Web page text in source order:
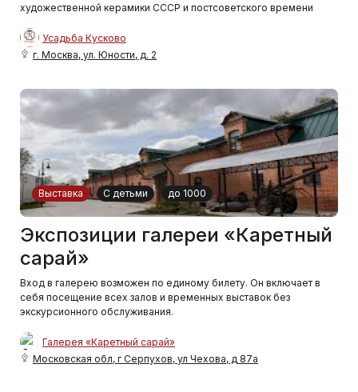
художественной керамики СССР и постсоветского времени
Усадьба Кусково
г. Москва, ул. Юности, д. 2
Выставка С детьми до 1000
Экспозиции галереи «Каретный
сарай»
Вход в галерею возможен по единому билету. Он включает в
себя посещение всех залов и временных выставок без
экскурсионного обслуживания.
Галерея «Каретный сарай»
Московская обл, г Серпухов, ул Чехова, д 87а